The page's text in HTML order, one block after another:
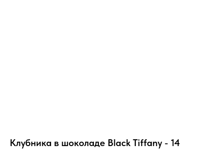
Клубника в шоколаде Black Tiffany - 14